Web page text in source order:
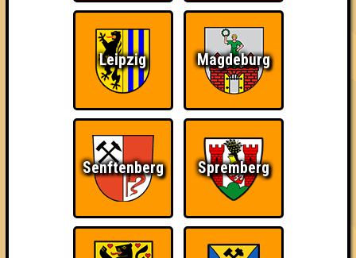
Teil der Oberschicht Knapp daneben!
So kurz vorm Sieg! Wir sind ERSTER?!
Leipzig Magdeburg
Senftenberg Spremberg